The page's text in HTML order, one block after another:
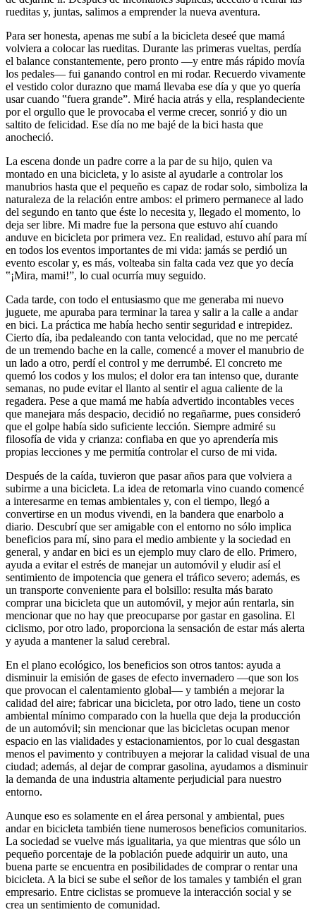
rueditas y, juntas, salimos a emprender la nueva aventura.
Para ser honesta, apenas me subí a la bicicleta deseé que mamá
volviera a colocar las rueditas. Durante las primeras vueltas, perdía
el balance constantemente, pero pronto —y entre más rápido movía
los pedales— fui ganando control en mi rodar. Recuerdo vivamente
el vestido color durazno que mamá llevaba ese día y que yo quería
usar cuando ‟fuera grande”. Miré hacia atrás y ella, resplandeciente
por el orgullo que le provocaba el verme crecer, sonrió y dio un
saltito de felicidad. Ese día no me bajé de la bici hasta que
anocheció.
La escena donde un padre corre a la par de su hijo, quien va
montado en una bicicleta, y lo asiste al ayudarle a controlar los
manubrios hasta que el pequeño es capaz de rodar solo, simboliza la
naturaleza de la relación entre ambos: el primero permanece al lado
del segundo en tanto que éste lo necesita y, llegado el momento, lo
deja ser libre. Mi madre fue la persona que estuvo ahí cuando
anduve en bicicleta por primera vez. En realidad, estuvo ahí para mí
en todos los eventos importantes de mi vida: jamás se perdió un
evento escolar y, es más, volteaba sin falta cada vez que yo decía
‟¡Mira, mami!”, lo cual ocurría muy seguido.
Cada tarde, con todo el entusiasmo que me generaba mi nuevo
juguete, me apuraba para terminar la tarea y salir a la calle a andar
en bici. La práctica me había hecho sentir seguridad e intrepidez.
Cierto día, iba pedaleando con tanta velocidad, que no me percaté
de un tremendo bache en la calle, comencé a mover el manubrio de
un lado a otro, perdí el control y me derrumbé. El concreto me
quemó los codos y los mulos; el dolor era tan intenso que, durante
semanas, no pude evitar el llanto al sentir el agua caliente de la
regadera. Pese a que mamá me había advertido incontables veces
que manejara más despacio, decidió no regañarme, pues consideró
que el golpe había sido suficiente lección. Siempre admiré su
filosofía de vida y crianza: confiaba en que yo aprendería mis
propias lecciones y me permitía controlar el curso de mi vida.
Después de la caída, tuvieron que pasar años para que volviera a
subirme a una bicicleta. La idea de retomarla vino cuando comencé
a interesarme en temas ambientales y, con el tiempo, llegó a
convertirse en un modus vivendi, en la bandera que enarbolo a
diario. Descubrí que ser amigable con el entorno no sólo implica
beneficios para mí, sino para el medio ambiente y la sociedad en
general, y andar en bici es un ejemplo muy claro de ello. Primero,
ayuda a evitar el estrés de manejar un automóvil y eludir así el
sentimiento de impotencia que genera el tráfico severo; además, es
un transporte conveniente para el bolsillo: resulta más barato
comprar una bicicleta que un automóvil, y mejor aún rentarla, sin
mencionar que no hay que preocuparse por gastar en gasolina. El
ciclismo, por otro lado, proporciona la sensación de estar más alerta
y ayuda a mantener la salud cerebral.
En el plano ecológico, los beneficios son otros tantos: ayuda a
disminuir la emisión de gases de efecto invernadero —que son los
que provocan el calentamiento global— y también a mejorar la
calidad del aire; fabricar una bicicleta, por otro lado, tiene un costo
ambiental mínimo comparado con la huella que deja la producción
de un automóvil; sin mencionar que las bicicletas ocupan menor
espacio en las vialidades y estacionamientos, por lo cual desgastan
menos el pavimento y contribuyen a mejorar la calidad visual de una
ciudad; además, al dejar de comprar gasolina, ayudamos a disminuir
la demanda de una industria altamente perjudicial para nuestro
entorno.
Aunque eso es solamente en el área personal y ambiental, pues
andar en bicicleta también tiene numerosos beneficios comunitarios.
La sociedad se vuelve más igualitaria, ya que mientras que sólo un
pequeño porcentaje de la población puede adquirir un auto, una
buena parte se encuentra en posibilidades de comprar o rentar una
bicicleta. A la bici se sube el señor de los tamales y también el gran
empresario. Entre ciclistas se promueve la interacción social y se
crea un sentimiento de comunidad.